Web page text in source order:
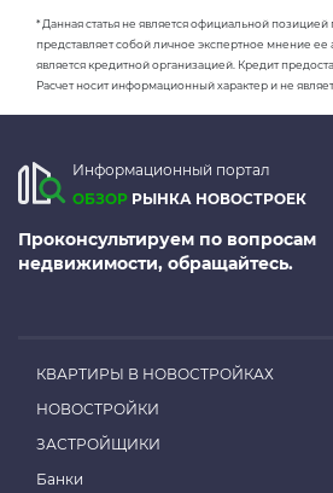
* Данная статья не является официальной позицией
представляет собой личное экспертное мнение ее
является кредитной организацией. Кредит
Расчет носит информационный характер и не
Информационный портал
ОБЗОР РЫНКА НОВОСТРОЕК
Проконсультируем по вопросам
недвижимости, обращайтесь.
КВАРТИРЫ В НОВОСТРОЙКАХ
НОВОСТРОЙКИ
ЗАСТРОЙЩИКИ
Банки